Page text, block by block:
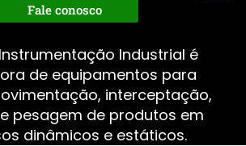
Fale conosco
Industrial é
de equipamentos para
interceptação,
pesagem de produtos em
dinâmicos e estáticos.